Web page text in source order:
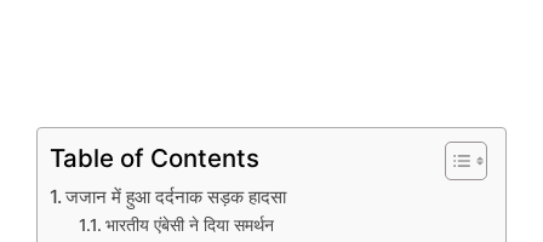
Table of Contents
जजान में हुआ दर्दनाक सड़क हादसा
भारतीय एंबेसी ने दिया समर्थन